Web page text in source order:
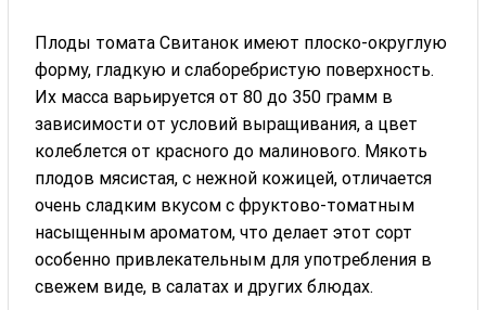
Плоды томата Свитанок имеют плоско-округлую
форму, гладкую и слаборебристую поверхность.
Их масса варьируется от 80 до 350 грамм в
зависимости от условий выращивания, а цвет
колеблется от красного до малинового. Мякоть
плодов мясистая, с нежной кожицей, отличается
очень сладким вкусом с фруктово-томатным
насыщенным ароматом, что делает этот сорт
особенно привлекательным для употребления в
свежем виде, в салатах и других блюдах.